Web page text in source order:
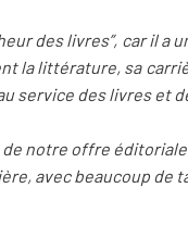
des livres”, car il
la littérature, sa
service des livres et
notre offre
avec beaucoup de